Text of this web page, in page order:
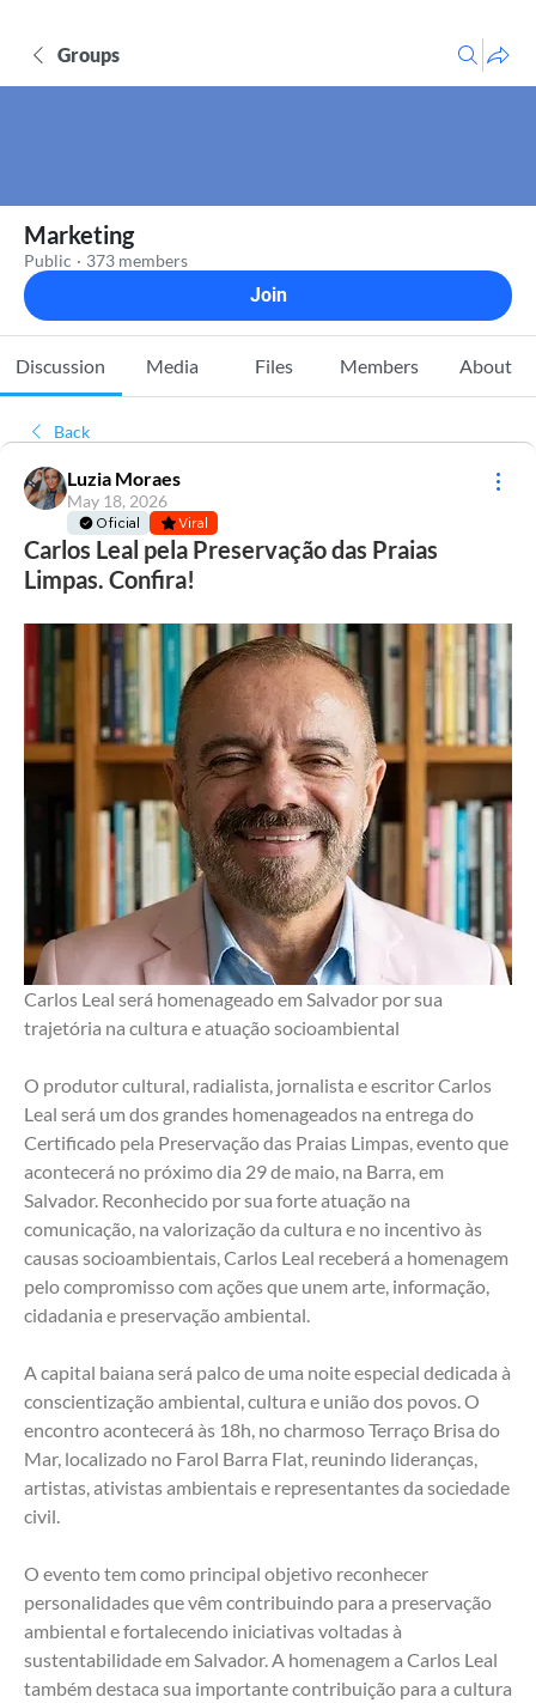
Groups
Marketing
Public · 373 members
Join
Discussion Media Files Members About
Back
Luzia Moraes
May 18, 2026
Oficial Viral
Carlos Leal pela Preservação das Praias
Limpas. Confira!
Carlos Leal será homenageado em Salvador por sua
trajetória na cultura e atuação socioambiental
O produtor cultural, radialista, jornalista e escritor Carlos
Leal será um dos grandes homenageados na entrega do
Certificado pela Preservação das Praias Limpas, evento que
acontecerá no próximo dia 29 de maio, na Barra, em
Salvador. Reconhecido por sua forte atuação na
comunicação, na valorização da cultura e no incentivo às
causas socioambientais, Carlos Leal receberá a homenagem
pelo compromisso com ações que unem arte, informação,
cidadania e preservação ambiental.
A capital baiana será palco de uma noite especial dedicada à
conscientização ambiental, cultura e união dos povos. O
encontro acontecerá às 18h, no charmoso Terraço Brisa do
Mar, localizado no Farol Barra Flat, reunindo lideranças,
artistas, ativistas ambientais e representantes da sociedade
civil.
O evento tem como principal objetivo reconhecer
personalidades que vêm contribuindo para a preservação
ambiental e fortalecendo iniciativas voltadas à
sustentabilidade em Salvador. A homenagem a Carlos Leal
também destaca sua importante contribuição para a cultura